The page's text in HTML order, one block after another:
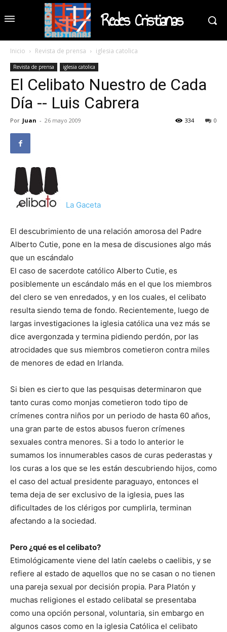
Redes Cristianas
Inicio Revista de prensa iglesia catolica
Revista de prensa iglesia catolica
El Celibato Nuestro de Cada
Día -- Luis Cabrera
Por Juan - 26 mayo 2009 0
334
La Gaceta
El descubrimiento de una relación amorosa del Padre
Alberto Cutie, pone en la mesa de discusiones algo más
que un escándalo
El caso de sacerdote católico Alberto Cutie, es
posiblemente un escándalo más en el que los miembros
del clero se ven enredados, y en los cuales, el celibato
resulta siendo tema de fondo. Recientemente, luego de
largas investigaciones la iglesia católica una vez más se
dice avergonzada y termina pidiendo perdón, por las
atrocidades que sus miembros cometieron contra miles
de menores de edad en Irlanda.
Si bien es cierto que las pesquisas determinaron que
tanto curas como monjas cometieron todo tipo de
crímenes contra niños por un periodo de hasta 60 años,
una gran parte de estos abusos fueron crímenes
sexuales contra menores. Si a todo lo anterior le
sumamos los innumerables casos de curas pederastas y
los curas a los que se les están descubriendo hijos, como
el caso del actual presidente paraguayo, entonces el
tema deja de ser exclusivo de la iglesia, pues las
dificultades de los clérigos por cumplirla, terminan
afectando a la sociedad.
Pero ¿qué es el celibato?
Etimológicamente viene del latín caelebs o caelibis, y se
refiere al estado de aquellos que no se casan o no tienen
una pareja sexual por decisión propia. Para Platón y
muchas religiones el estado celibatal se presentaba
como una opción personal, voluntaria, sin embargo en
algunos casos como en la iglesia Católica el celibato